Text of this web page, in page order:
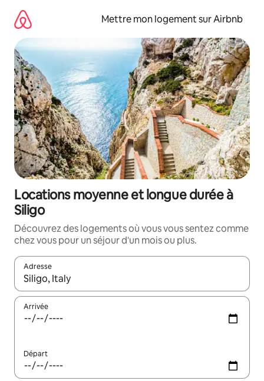
directement
contenu
Mettre mon logement sur Airbnb
Locations moyenne et longue durée à
Siligo
Découvrez des logements où vous vous sentez comme
chez vous pour un séjour d'un mois ou plus.
Adresse
Lorsque les résultats s'affichent, utilisez les flèches vers le
Arrivée
Départ